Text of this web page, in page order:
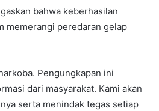
bahwa keberhasilan
memerangi peredaran gelap
Pengungkapan ini
dari masyarakat. Kami akan
serta menindak tegas setiap